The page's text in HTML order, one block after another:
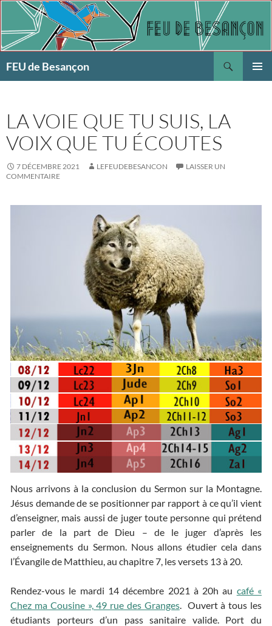
Aller
contenu
FEU de Besançon
LA VOIE QUE TU SUIS, LA
VOIX QUE TU ÉCOUTES
7 DÉCEMBRE 2021 LEFEUDEBESANCON
LAISSER UN
COMMENTAIRE
Nous arrivons à la conclusion du Sermon sur la Montagne.
Jésus demande de se positionner par rapport à ce qu’il vient
d’enseigner, mais aussi de juger toute personne qui prétend
parler de la part de Dieu – de le juger d’après les
enseignements du Sermon. Nous allons étudier cela dans
l’Évangile de Matthieu, au chapitre 7, les versets 13 à 20.
Rendez-vous le mardi 14 décembre 2021 à 20h au café «
Chez ma Cousine », 49 rue des Granges. Ouvert à tous les
étudiants porteurs d’un pass sanitaire valide. Port du